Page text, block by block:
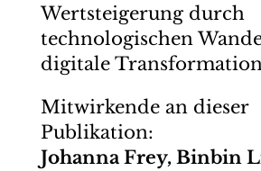
Wertsteigerung durch
technologischen
digitale
Mitwirkende an dieser
Publikation:
Johanna Frey, Binbin